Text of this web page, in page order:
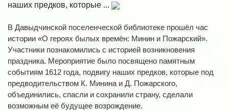
наших предков, которые ...
В Давыдчинской поселенческой библиотеке прошёл час
истории «О героях былых времён: Минин и Пожарский».
Участники познакомились с историей возникновения
праздника. Мероприятие было посвящено памятным
событиям 1612 года, подвигу наших предков, которые под
предводительством К. Минина и Д. Пожарского,
объединились, спасли и сохранили страну, сделали
возможным её будущее возрождение.